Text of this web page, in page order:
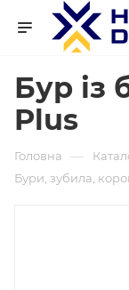
Бур із
Plus
Головна —
Бури, зубила,